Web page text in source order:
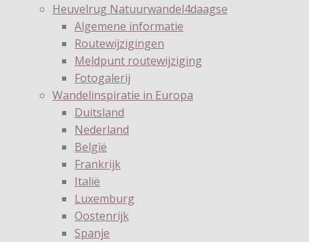
Heuvelrug Natuurwandel4daagse
Algemene informatie
Routewijzigingen
Meldpunt routewijziging
Fotogalerij
Wandelinspiratie in Europa
Duitsland
Nederland
België
Frankrijk
Italië
Luxemburg
Oostenrijk
Spanje